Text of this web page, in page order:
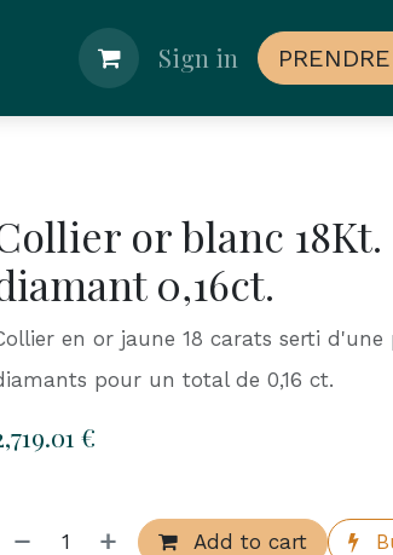
Blog Sign in
or blanc
0,16ct.
en or jaune 18 carats serti d'une
pour un total de 0,16 ct.
€
Add to cart